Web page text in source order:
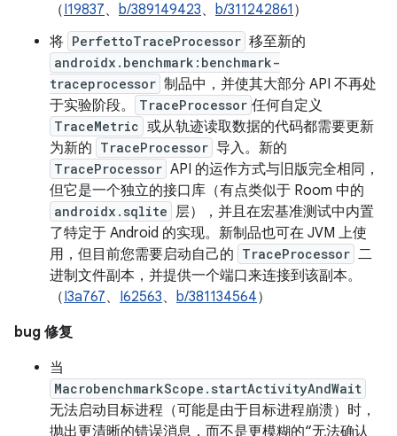
（I19837、 b/389149423、 b/311242861 ）
将 PerfettoTraceProcessor 移至新的
androidx.benchmark:benchmark-
traceprocessor 制品中，并使其大部分 API 不再处
于实验阶段。
TraceProcessor 任何自定义
TraceMetric 或从轨迹读取数据的代码都需要更新
为新的 TraceProcessor 导入。新的
TraceProcessor API 的运作方式与旧版完全相同，
但它是一个独立的接口库（有点类似于 Room 中的
androidx.sqlite 层），并且在宏基准测试中内置
了特定于 Android 的实现。新制品也可在 JVM 上使
用，但目前您需要启动自己的 TraceProcessor 二
进制文件副本，并提供一个端口来连接到该副本。
（I3a767、 I62563、 b/381134564）
bug 修复
当
MacrobenchmarkScope.startActivityAndWait
无法启动目标进程（可能是由于目标进程崩溃）时，
抛出更清晰的错误消息，而不是更模糊的“无法确认